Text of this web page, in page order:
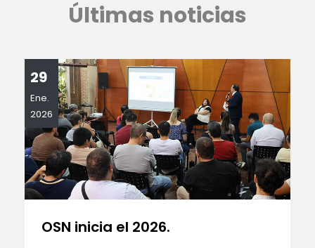
Últimas noticias
29
Ene.
2026
OSN inicia el 2026.